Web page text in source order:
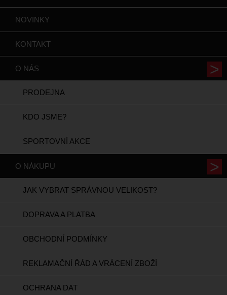
NOVINKY
KONTAKT
O NÁS
PRODEJNA
KDO JSME?
SPORTOVNÍ AKCE
O NÁKUPU
JAK VYBRAT SPRÁVNOU VELIKOST?
DOPRAVA A PLATBA
OBCHODNÍ PODMÍNKY
REKLAMAČNÍ ŘÁD A VRÁCENÍ ZBOŽÍ
OCHRANA DAT